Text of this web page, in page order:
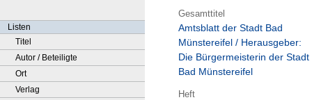
Listen
Titel
Autor / Beteiligte
Ort
Verlag
Gesamttitel
Amtsblatt der Stadt Bad
Münstereifel / Herausgeber:
Die Bürgermeisterin der Stadt
Bad Münstereifel
Heft